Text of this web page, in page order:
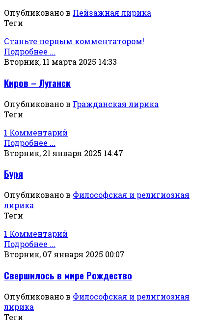
Опубликовано в Пейзажная лирика
Теги
Станьте первым комментатором!
Подробнее ...
Вторник, 11 марта 2025 14:33
Киров – Луганск
Опубликовано в Гражданская лирика
Теги
1 Комментарий
Подробнее ...
Вторник, 21 января 2025 14:47
Буря
Опубликовано в Философская и религиозная
лирика
Теги
1 Комментарий
Подробнее ...
Вторник, 07 января 2025 00:07
Свершилось в мире Рождество
Опубликовано в Философская и религиозная
лирика
Теги